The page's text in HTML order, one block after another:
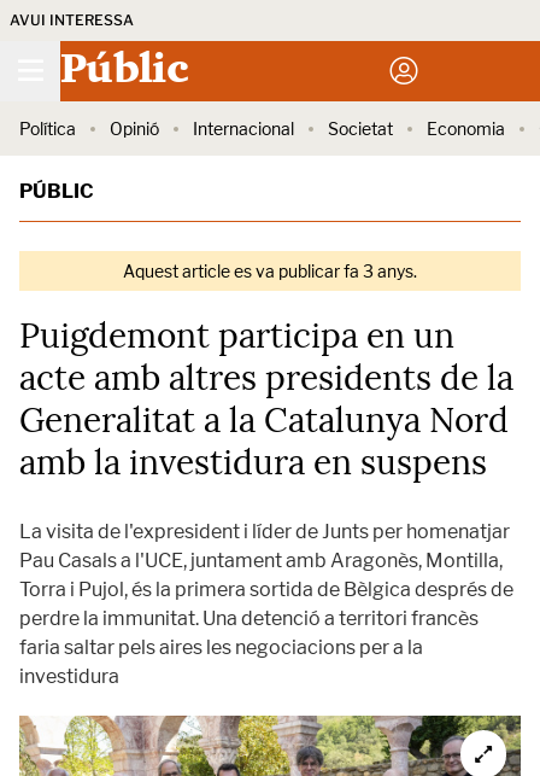
AVUI INTERESSA
Públic
Política Opinió Internacional Societat Economia
PÚBLIC
Aquest article es va publicar fa 3 anys.
Puigdemont participa en un
acte amb altres presidents de la
Generalitat a la Catalunya Nord
amb la investidura en suspens
La visita de l'expresident i líder de Junts per homenatjar
Pau Casals a l'UCE, juntament amb Aragonès, Montilla,
Torra i Pujol, és la primera sortida de Bèlgica després de
perdre la immunitat. Una detenció a territori francès
faria saltar pels aires les negociacions per a la
investidura